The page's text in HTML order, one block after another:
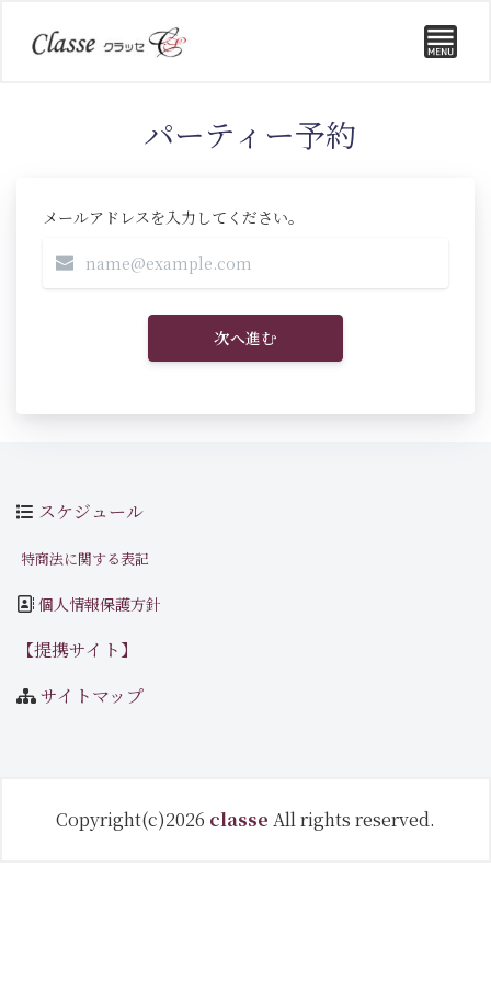
パーティー予約
メールアドレスを入力してください。
次へ進む
スケジュール
特商法に関する表記
個人情報保護方針
【提携サイト】
サイトマップ
Copyright(c)2026 classe All rights reserved.